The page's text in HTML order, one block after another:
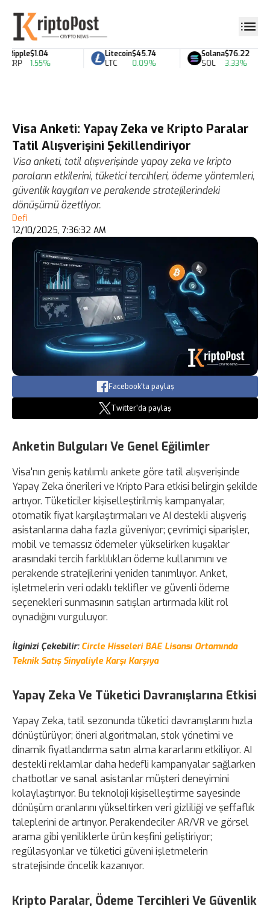
Ripple
XRP
$1.04
1.55%
Litecoin
LTC
$45.74
0.09%
Solana
SOL
$76.22
3.33%
Visa Anketi: Yapay Zeka ve Kripto Paralar
Tatil Alışverişini Şekillendiriyor
Visa anketi, tatil alışverişinde yapay zeka ve kripto
paraların etkilerini, tüketici tercihleri, ödeme yöntemleri,
güvenlik kaygıları ve perakende stratejilerindeki
dönüşümü özetliyor.
Defi
12/10/2025, 7:36:32 AM
Facebook'ta paylaş
Twitter'da paylaş
Anketin Bulguları Ve Genel Eğilimler
Visa'nın geniş katılımlı ankete göre tatil alışverişinde
Yapay Zeka önerileri ve Kripto Para etkisi belirgin şekilde
artıyor. Tüketiciler kişiselleştirilmiş kampanyalar,
otomatik fiyat karşılaştırmaları ve AI destekli alışveriş
asistanlarına daha fazla güveniyor; çevrimiçi siparişler,
mobil ve temassız ödemeler yükselirken kuşaklar
arasındaki tercih farklılıkları ödeme kullanımını ve
perakende stratejilerini yeniden tanımlıyor. Anket,
işletmelerin veri odaklı teklifler ve güvenli ödeme
seçenekleri sunmasının satışları artırmada kilit rol
oynadığını vurguluyor.
İlginizi Çekebilir: Circle Hisseleri BAE Lisansı Ortamında
Teknik Satış Sinyaliyle Karşı Karşıya
Yapay Zeka Ve Tüketici Davranışlarına Etkisi
Yapay Zeka, tatil sezonunda tüketici davranışlarını hızla
dönüştürüyor; öneri algoritmaları, stok yönetimi ve
dinamik fiyatlandırma satın alma kararlarını etkiliyor. AI
destekli reklamlar daha hedefli kampanyalar sağlarken
chatbotlar ve sanal asistanlar müşteri deneyimini
kolaylaştırıyor. Bu teknoloji kişiselleştirme sayesinde
dönüşüm oranlarını yükseltirken veri gizliliği ve şeffaflık
taleplerini de artırıyor. Perakendeciler AR/VR ve görsel
arama gibi yeniliklerle ürün keşfini geliştiriyor;
regülasyonlar ve tüketici güveni işletmelerin
stratejisinde öncelik kazanıyor.
Kripto Paralar, Ödeme Tercihleri Ve Güvenlik